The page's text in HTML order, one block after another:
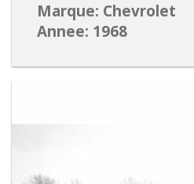
Marque: Chevrolet
Annee: 1968